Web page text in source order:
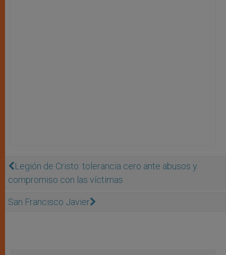
Legión de Cristo: tolerancia cero ante abusos y
compromiso con las víctimas
San Francisco Javier